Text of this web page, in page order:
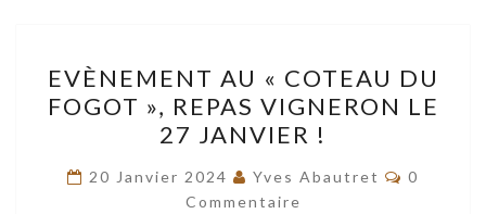
AU
« COTEAU
DU
FOGOT »,
REPAS
EVÈNEMENT AU « COTEAU DU
FOGOT », REPAS VIGNERON LE
27 JANVIER !
20 Janvier 2024 Yves Abautret
0
Commentaire